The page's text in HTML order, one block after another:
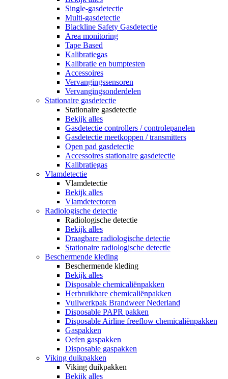
Single-gasdetectie
Multi-gasdetectie
Blackline Safety Gasdetectie
Area monitoring
Tape Based
Kalibratiegas
Kalibratie en bumptesten
Accessoires
Vervangingssensoren
Vervangingsonderdelen
Stationaire gasdetectie
Stationaire gasdetectie
Bekijk alles
Gasdetectie controllers / controlepanelen
Gasdetectie meetkoppen / transmitters
Open pad gasdetectie
Accessoires stationaire gasdetectie
Kalibratiegas
Vlamdetectie
Vlamdetectie
Bekijk alles
Vlamdetectoren
Radiologische detectie
Radiologische detectie
Bekijk alles
Draagbare radiologische detectie
Stationaire radiologische detectie
Beschermende kleding
Beschermende kleding
Bekijk alles
Disposable chemicaliënpakken
Herbruikbare chemicaliënpakken
Vuilwerkpak Brandweer Nederland
Disposable PAPR pakken
Disposable Airline freeflow chemicaliënpakken
Gaspakken
Oefen gaspakken
Disposable gaspakken
Viking duikpakken
Viking duikpakken
Bekijk alles